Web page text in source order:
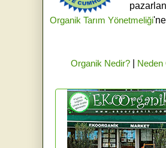
Organik Tarım Yönetmeliği
Organik Nedir?| Neden